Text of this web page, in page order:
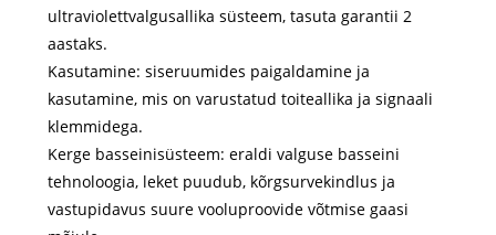
ultraviolettvalgusallika süsteem, tasuta garantii 2
aastaks.
Kasutamine: siseruumides paigaldamine ja
kasutamine, mis on varustatud toiteallika ja signaali
klemmidega.
Kerge basseinisüsteem: eraldi valguse basseini
tehnoloogia, leket puudub, kõrgsurvekindlus ja
vastupidavus suure vooluproovide võtmise gaasi